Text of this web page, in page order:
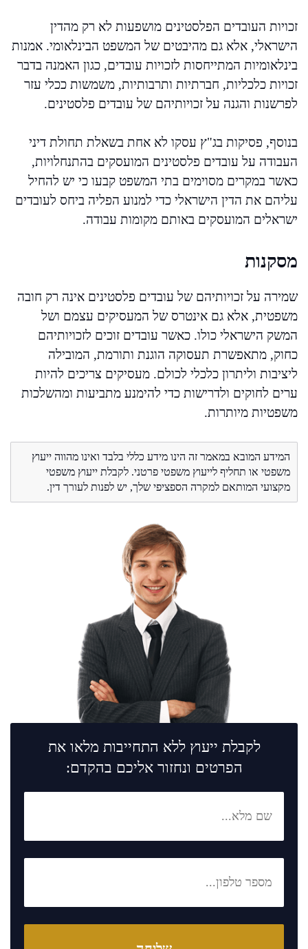
זכויות העובדים הפלסטינים מושפעות לא רק מהדין
הישראלי, אלא גם מהיבטים של המשפט הבינלאומי. אמנות
בינלאומיות המתייחסות לזכויות עובדים, כגון האמנה בדבר
זכויות כלכליות, חברתיות ותרבותיות, משמשות ככלי עזר
לפרשנות והגנה על זכויותיהם של עובדים פלסטינים.
בנוסף, פסיקות בג"ץ עסקו לא אחת בשאלת תחולת דיני
העבודה על עובדים פלסטינים המועסקים בהתנחלויות,
כאשר במקרים מסוימים בתי המשפט קבעו כי יש להחיל
עליהם את הדין הישראלי כדי למנוע הפליה ביחס לעובדים
ישראלים המועסקים באותם מקומות עבודה.
מסקנות
שמירה על זכויותיהם של עובדים פלסטינים אינה רק חובה
משפטית, אלא גם אינטרס של המעסיקים עצמם ושל
המשק הישראלי כולו. כאשר עובדים זוכים לזכויותיהם
כחוק, מתאפשרת תעסוקה הוגנת ותורמת, המובילה
ליציבות וליתרון כלכלי לכולם. מעסיקים צריכים להיות
ערים לחוקים ולדרישות כדי להימנע מתביעות ומהשלכות
משפטיות מיותרות.
המידע המובא במאמר זה הינו מידע כללי בלבד ואינו מהווה ייעוץ
משפטי או תחליף לייעוץ משפטי פרטני. לקבלת ייעוץ משפטי
מקצועי המותאם למקרה הספציפי שלך, יש לפנות לעורך דין.
לקבלת ייעוץ ללא התחייבות מלאו את
הפרטים ונחזור אליכם בהקדם: